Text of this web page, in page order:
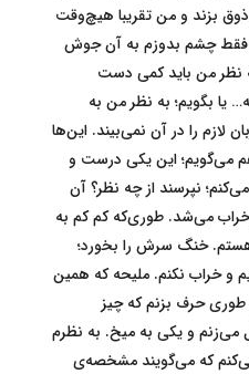
بزند و من تقریبا هیچ‌وقت
فقط چشم بدوزم به آن جوش
نظر من باید کمی دست
یا بگویم؛ به نظر من به
لازم را در آن نمی‌بیند. این‌ها
می‌گویم؛ این یکی درست و
نپرسند از چه نظر؟ آن
خراب می‌شد. طوری‌که کم کم به
هستم. خنگ سرش را بخورد؛
و خراب نکنم. ملیحه که همین
طوری حرف بزنم که چیز
و یکی به میخ. به نظرم
که می‌گویند مشخصه‌ی